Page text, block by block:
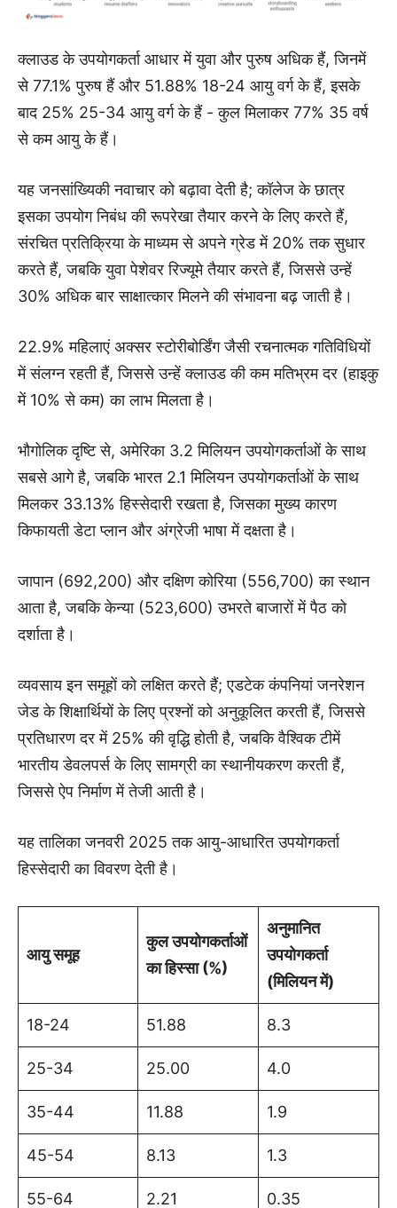
क्लाउड के उपयोगकर्ता आधार में युवा और पुरुष अधिक हैं, जिनमें
से 77.1% पुरुष हैं और 51.88% 18-24 आयु वर्ग के हैं, इसके
बाद 25% 25-34 आयु वर्ग के हैं - कुल मिलाकर 77% 35 वर्ष
से कम आयु के हैं।
यह जनसांख्यिकी नवाचार को बढ़ावा देती है; कॉलेज के छात्र
इसका उपयोग निबंध की रूपरेखा तैयार करने के लिए करते हैं,
संरचित प्रतिक्रिया के माध्यम से अपने ग्रेड में 20% तक सुधार
करते हैं, जबकि युवा पेशेवर रिज्यूमे तैयार करते हैं, जिससे उन्हें
30% अधिक बार साक्षात्कार मिलने की संभावना बढ़ जाती है।
22.9% महिलाएं अक्सर स्टोरीबोर्डिंग जैसी रचनात्मक गतिविधियों
में संलग्न रहती हैं, जिससे उन्हें क्लाउड की कम मतिभ्रम दर (हाइकु
में 10% से कम) का लाभ मिलता है।
भौगोलिक दृष्टि से, अमेरिका 3.2 मिलियन उपयोगकर्ताओं के साथ
सबसे आगे है, जबकि भारत 2.1 मिलियन उपयोगकर्ताओं के साथ
मिलकर 33.13% हिस्सेदारी रखता है, जिसका मुख्य कारण
किफायती डेटा प्लान और अंग्रेजी भाषा में दक्षता है।
जापान (692,200) और दक्षिण कोरिया (556,700) का स्थान
आता है, जबकि केन्या (523,600) उभरते बाजारों में पैठ को
दर्शाता है।
व्यवसाय इन समूहों को लक्षित करते हैं; एडटेक कंपनियां जनरेशन
जेड के शिक्षार्थियों के लिए प्रश्नों को अनुकूलित करती हैं, जिससे
प्रतिधारण दर में 25% की वृद्धि होती है, जबकि वैश्विक टीमें
भारतीय डेवलपर्स के लिए सामग्री का स्थानीयकरण करती हैं,
जिससे ऐप निर्माण में तेजी आती है।
यह तालिका जनवरी 2025 तक आयु-आधारित उपयोगकर्ता
हिस्सेदारी का विवरण देती है।
आयु समूह
कुल उपयोगकर्ताओं
का हिस्सा (%)
अनुमानित
उपयोगकर्ता
(मिलियन में)
18-24 51.88 8.3
25-34 25.00 4.0
35-44 11.88 1.9
45-54 8.13 1.3
55-64 2.21 0.35